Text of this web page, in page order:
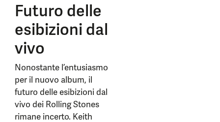
Futuro delle
esibizioni dal
vivo
Nonostante l’entusiasmo
per il nuovo album, il
futuro delle esibizioni dal
vivo dei Rolling Stones
rimane incerto. Keith